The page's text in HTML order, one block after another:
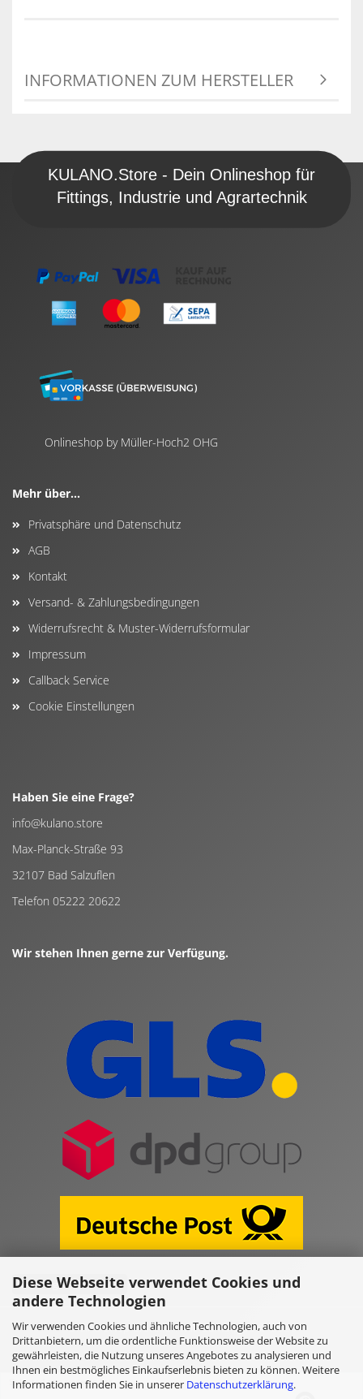
Diese Webseite verwendet Cookies und
andere Technologien
Wir verwenden Cookies und ähnliche Technologien, auch von
Drittanbietern, um die ordentliche Funktionsweise der Website zu
gewährleisten, die Nutzung unseres Angebotes zu analysieren und
Ihnen ein bestmögliches Einkaufserlebnis bieten zu können. Weitere
Informationen finden Sie in unserer Datenschutzerklärung.
INFORMATIONEN ZUM HERSTELLER
KULANO.Store - Dein Onlineshop für
Fittings, Industrie und Agrartechnik
Onlineshop by Müller-Hoch2 OHG
Mehr über...
Privatsphäre und Datenschutz
AGB
Kontakt
Versand- & Zahlungsbedingungen
Widerrufsrecht & Muster-Widerrufsformular
Impressum
Callback Service
Cookie Einstellungen
Haben Sie eine Frage?
info@kulano.store
Max-Planck-Straße 93
32107 Bad Salzuflen
Telefon 05222 20622
Wir stehen Ihnen gerne zur Verfügung.
Vertrag widerrufen
Online Shop erstellenmit Gambio.de © 2026
Selected top reviews for